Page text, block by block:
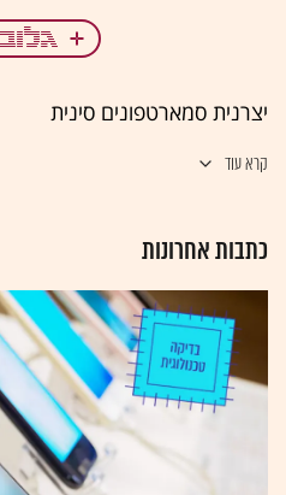
יצרנית סמארטפונים סינית
קרא עוד
כתבות אחרונות